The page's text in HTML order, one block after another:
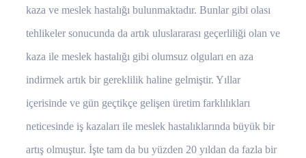
kaza ve meslek hastalığı bulunmaktadır. Bunlar gibi olası
tehlikeler sonucunda da artık uluslararası geçerliliği olan ve
kaza ile meslek hastalığı gibi olumsuz olguları en aza
indirmek artık bir gereklilik haline gelmiştir. Yıllar
içerisinde ve gün geçtikçe gelişen üretim farklılıkları
neticesinde iş kazaları ile meslek hastalıklarında büyük bir
artış olmuştur. İşte tam da bu yüzden 20 yıldan da fazla bir